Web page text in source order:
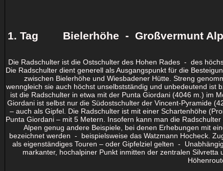
1. Tag Bielerhöhe - Großvermunt
Die Radschulter ist die Ostschulter des Hohen Rades - des
Die Radschulter dient generell als Ausgangspunkt für die
zwischen Bielerhöhe und Wiesbadener Hütte. Streng
wenngleich sie auch höchst unselbstständig und unbedeutend ist
ist die Radschulter in etwa mit der Punta Giordani (4046 m.) im
Giordani ist selbst nur die Südostschulter der Vincent-Pyramide
– auch als Gipfel. Die Radschulter ist mit einer Schartenhöhe
Punta Giordani – mit 5 Metern. Insofern kann man die
Alpen genug andere Beispiele, bei denen Erhebungen mit
bezeichnet werden - beispielsweise das Watzmann Hocheck.
als eigenständiges Touren – oder Gipfelziel gelten -
markanter, hochalpiner Punkt inmitten der zentralen